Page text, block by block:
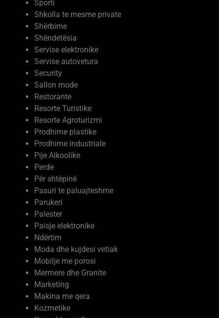
Struktura dhe Konstruksione
Sporti
Shkolla te mesme private
Shërbime
Shëndetësia
Servise elektronike
Servise autovetura
Security
Sallon mode
Restorante
Resorte Turistike
Resorte Agroturizmi
Prodhime plastike
Prodhime industriale
Pije Alkoolike
Perde
Për shtëpinë
Pasuri te paluajteshme
Parukeri
Palester
Paisje elektronike
Ndërtim
Moda dhe kujdesi vetiak
Mobilje me porosi
Mermere dhe Granite
Marketing
Makina me qera